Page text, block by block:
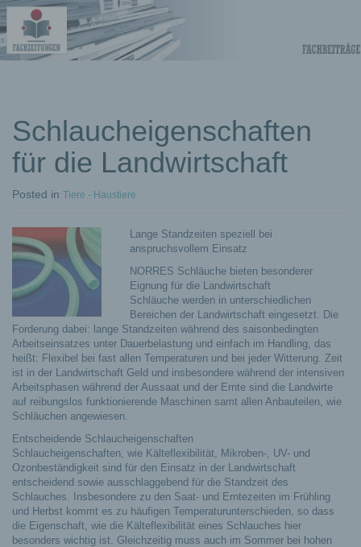
Projekte –
Fachbeiträge
Schlaucheigenschaften
für die Landwirtschaft
Posted in Tiere - Haustiere
Lange Standzeiten speziell bei
anspruchsvollem Einsatz
NORRES Schläuche bieten besonderer
Eignung für die Landwirtschaft
Schläuche werden in unterschiedlichen
Bereichen der Landwirtschaft eingesetzt. Die
Forderung dabei: lange Standzeiten während des saisonbedingten
Arbeitseinsatzes unter Dauerbelastung und einfach im Handling, das
heißt: Flexibel bei fast allen Temperaturen und bei jeder Witterung. Zeit
ist in der Landwirtschaft Geld und insbesondere während der intensiven
Arbeitsphasen während der Aussaat und der Ernte sind die Landwirte
auf reibungslos funktionierende Maschinen samt allen Anbauteilen, wie
Schläuchen angewiesen.
Entscheidende Schlaucheigenschaften
Schlaucheigenschaften, wie Kälteflexibilität, Mikroben-, UV- und
Ozonbeständigkeit sind für den Einsatz in der Landwirtschaft
entscheidend sowie ausschlaggebend für die Standzeit des
Schlauches. Insbesondere zu den Saat- und Erntezeiten im Frühling
und Herbst kommt es zu häufigen Temperaturunterschieden, so dass
die Eigenschaft, wie die Kälteflexibilität eines Schlauches hier
besonders wichtig ist. Gleichzeitig muss auch im Sommer bei hohen